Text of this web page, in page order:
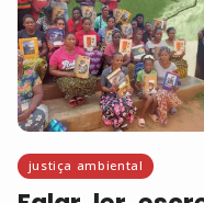
justiça ambiental